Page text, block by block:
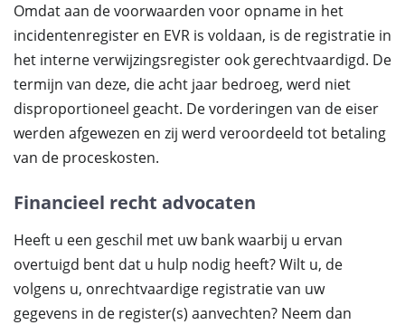
Omdat aan de voorwaarden voor opname in het
incidentenregister en EVR is voldaan, is de registratie in
het interne verwijzingsregister ook gerechtvaardigd. De
termijn van deze, die acht jaar bedroeg, werd niet
disproportioneel geacht. De vorderingen van de eiser
werden afgewezen en zij werd veroordeeld tot betaling
van de proceskosten.
Financieel recht advocaten
Heeft u een geschil met uw bank waarbij u ervan
overtuigd bent dat u hulp nodig heeft? Wilt u, de
volgens u, onrechtvaardige registratie van uw
gegevens in de register(s) aanvechten? Neem dan